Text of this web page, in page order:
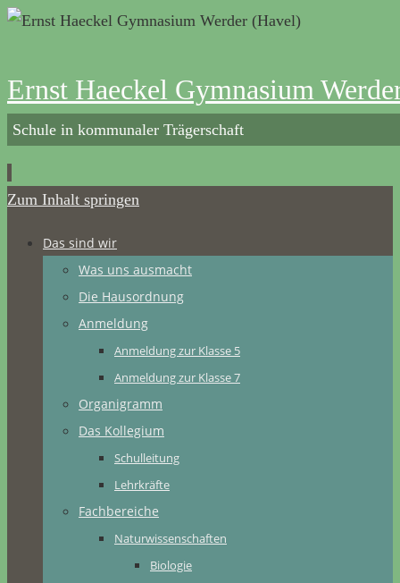
Ernst Haeckel Gymnasium
Schule in kommunaler Trägerschaft
Zum Inhalt springen
Das sind wir
Was uns ausmacht
Die Hausordnung
Anmeldung
Anmeldung zur Klasse 5
Anmeldung zur Klasse 7
Organigramm
Das Kollegium
Schulleitung
Lehrkräfte
Fachbereiche
Naturwissenschaften
Biologie